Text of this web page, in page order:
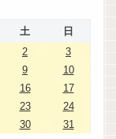
土
日
2
3
9
10
16
17
23
24
30 31